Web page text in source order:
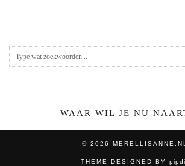
WAAR WIL JE NU
© 2026
THEME DESIGNED BY